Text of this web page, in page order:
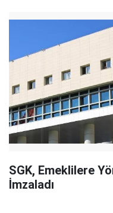
SGK, Emeklilere
İmzaladı